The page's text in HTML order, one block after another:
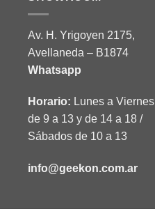
Av. H. Yrigoyen 2175,
Avellaneda – B1874
Whatsapp
Horario: Lunes a Viernes
de 9 a 13 y de 14 a 18 /
Sábados de 10 a 13
info@geekon.com.ar